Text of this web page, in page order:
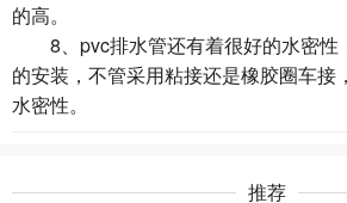
的高。
8、pvc排水管还有着很好的水密
的安装，不管采用粘接还是橡胶圈车接
水密性。
推荐